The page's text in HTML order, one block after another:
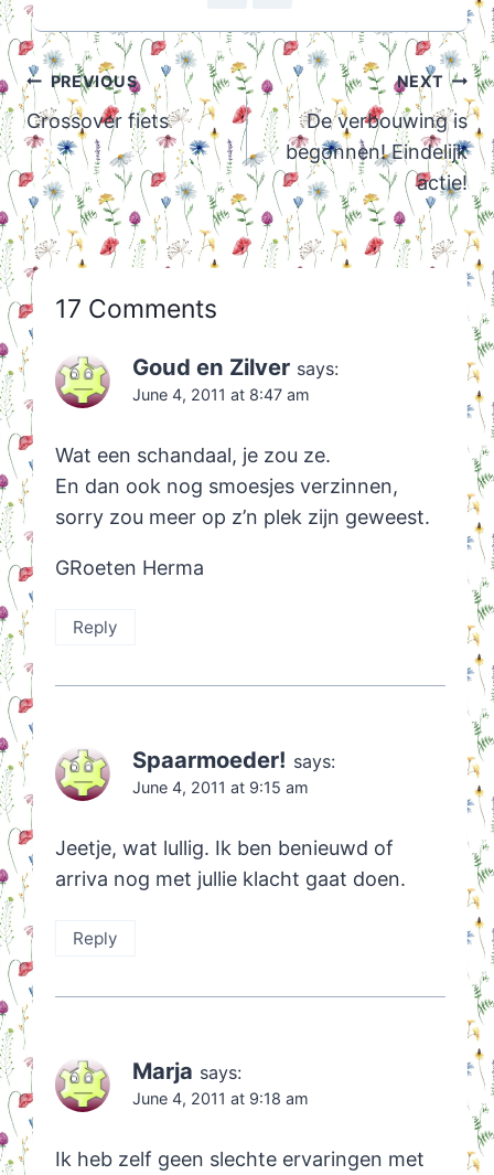
Post
navigation
PREVIOUS
Crossover fiets
NEXT
De verbouwing is
begonnen! Eindelijk
actie!
17 Comments
Goud en Zilver says:
June 4, 2011 at 8:47 am
Wat een schandaal, je zou ze.
En dan ook nog smoesjes verzinnen,
sorry zou meer op z’n plek zijn geweest.
GRoeten Herma
Reply
Spaarmoeder! says:
June 4, 2011 at 9:15 am
Jeetje, wat lullig. Ik ben benieuwd of
arriva nog met jullie klacht gaat doen.
Reply
Marja says:
June 4, 2011 at 9:18 am
Ik heb zelf geen slechte ervaringen met